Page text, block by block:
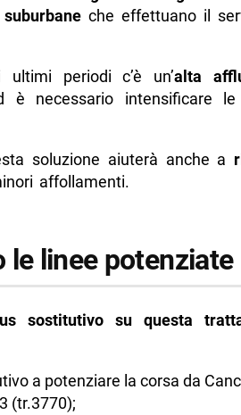
che effettuano il
periodi c’è un’alta
è necessario intensificare le
soluzione aiuterà anche a
affollamenti.
le linee potenziate
sostitutivo su questa
a potenziare la corsa da
(tr.3770);